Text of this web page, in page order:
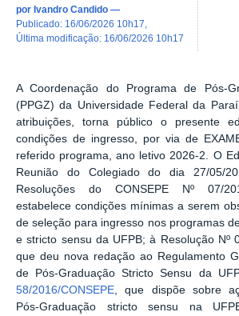
por Ivandro Candido —
publicado: 16/06/2026 10h17
última modificação: 16/06/2026 10h17
A Coordenação do Programa de Pós-
(PPGZ) da Universidade Federal da
atribuições, torna público o presente
condições de ingresso, por via de
referido programa, ano letivo 2026-2. O
Reunião do Colegiado do dia 27/05/
Resoluções do CONSEPE Nº 07/
estabelece condições mínimas a serem
de seleção para ingresso nos programas
e stricto sensu da UFPB; à Resolução Nº
que deu nova redação ao Regulamento
de Pós-Graduação Stricto Sensu da
58/2016/CONSEPE , que dispõe sobre
Pós-Graduação stricto sensu na